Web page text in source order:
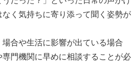
く気持ちに寄り添って聞く姿勢が
場合や生活に影響が出ている場合
門機関に早めに相談することが必